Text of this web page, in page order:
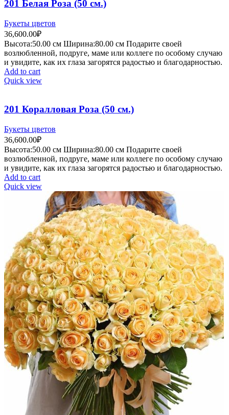
201 Белая Роза (50 см.)
Букеты цветов
36,600.00₽
Высота:50.00 см Ширина:80.00 см Подарите своей
возлюбленной, подруге, маме или коллеге по особому случаю
и увидите, как их глаза загорятся радостью и благодарностью.
Add to cart
Quick view
201 Коралловая Роза (50 см.)
Букеты цветов
36,600.00₽
Высота:50.00 см Ширина:80.00 см Подарите своей
возлюбленной, подруге, маме или коллеге по особому случаю
и увидите, как их глаза загорятся радостью и благодарностью.
Add to cart
Quick view